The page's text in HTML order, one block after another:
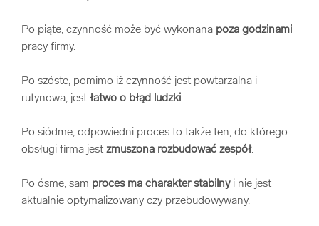
Po piąte, czynność może być wykonana poza godzinami
pracy firmy.
Po szóste, pomimo iż czynność jest powtarzalna i
rutynowa, jest łatwo o błąd ludzki.
Po siódme, odpowiedni proces to także ten, do którego
obsługi firma jest zmuszona rozbudować zespół.
Po ósme, sam proces ma charakter stabilnyi nie jest
aktualnie optymalizowany czy przebudowywany.